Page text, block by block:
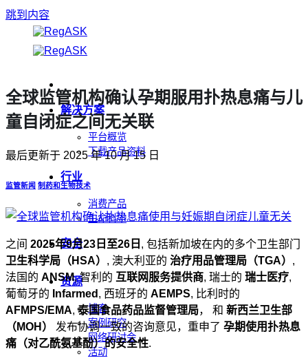
跳到内容
解决方案
平台概览
下载产品资料
行业
消费产品
生命科学
安全
资源
博客
案例研究
网络研讨会
活动
全球监管机构确认孕期服用扑热息痛与儿
童自闭症之间无关联
最后更新于 2025 年 10 月 15 日
监管新闻 制药和生物技术
之间 2025年9月23日至26日 , 包括新加坡在内的多个卫生部门
卫生科学局（HSA） , 澳大利亚的 治疗用品管理局（TGA） ,
法国的 ANSM, 智利的 互联网服务提供商, 瑞士的 瑞士医疗,
葡萄牙的 Infarmed , 西班牙的 AEMPS, 比利时的
AFMPS/EMA,泰国食品药品监督管理局， 和 新西兰卫生部
（MOH）
发布协调一致的咨询意见，重申了 孕期使用扑热息
痛（对乙酰氨基酚）的安全性.